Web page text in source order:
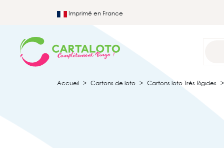
Imprimé en France
Accueil Cartons de loto Cartons loto Très Rigides